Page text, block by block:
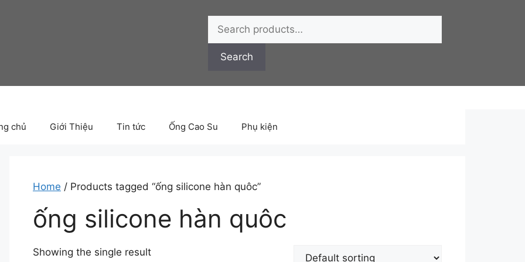
for:
Search
chủ Giới Thiệu Tin tức Ống Cao Su Phụ kiện
Home / Products tagged “ống silicone hàn quôc”
ống silicone hàn quôc
Showing the single result